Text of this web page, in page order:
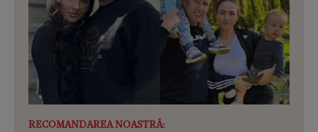
RECOMANDAREA NOASTRĂ: